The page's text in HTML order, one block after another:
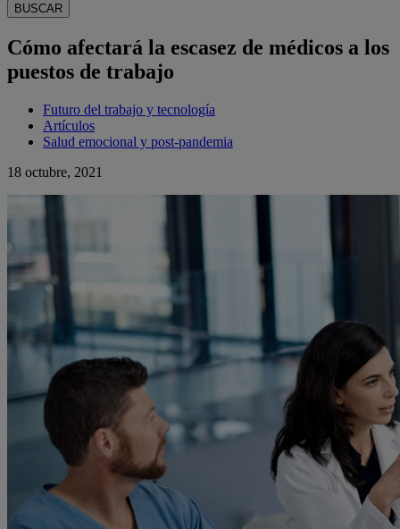
BUSCAR
Cómo afectará la escasez de médicos a los
puestos de trabajo
Futuro del trabajo y tecnología
Artículos
Salud emocional y post-pandemia
18 octubre, 2021